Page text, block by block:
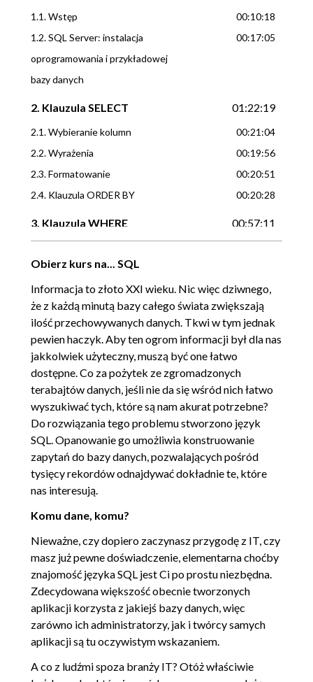
1.1. Wstęp
00:10:18
1.2. SQL Server: instalacja
oprogramowania i przykładowej
bazy danych
00:17:05
2. Klauzula SELECT 01:22:19
2.1. Wybieranie kolumn
00:21:04
2.2. Wyrażenia
00:19:56
2.3. Formatowanie
00:20:51
2.4. Klauzula ORDER BY
00:20:28
3. Klauzula WHERE 00:57:11
porównania, operatory SQL
3.2. Algebra Boole'a
00:18:03
3.3. Wartość NULL i logika
trójwartościowa
00:18:33
4. Klauzule TOP i OFFSET 00:35:44
4.1. Wybieranie wierszy na
podstawie ich kolejności
00:22:52
4.2. Stronicowanie wyników
zapytań
00:12:52
5. Klauzula JOIN 01:06:59
5.1. Złączenia naturalne
5.2. Złączenia wewnętrzne i
zewnętrzne
00:24:21
5.3. Złączenie tabeli z nią samą 00:20:46
6. Klauzule GROUP BY i HAVING 01:00:41
6.1. Grupowanie wierszy
agregacji
Obierz kurs na... SQL
Informacja to złoto XXI wieku. Nic więc dziwnego,
że z każdą minutą bazy całego świata zwiększają
ilość przechowywanych danych. Tkwi w tym jednak
pewien haczyk. Aby ten ogrom informacji był dla nas
jakkolwiek użyteczny, muszą być one łatwo
dostępne. Co za pożytek ze zgromadzonych
terabajtów danych, jeśli nie da się wśród nich łatwo
wyszukiwać tych, które są nam akurat potrzebne?
Do rozwiązania tego problemu stworzono język
SQL. Opanowanie go umożliwia konstruowanie
zapytań do bazy danych, pozwalających pośród
tysięcy rekordów odnajdywać dokładnie te, które
nas interesują.
Komu dane, komu?
Nieważne, czy dopiero zaczynasz przygodę z IT, czy
masz już pewne doświadczenie, elementarna choćby
znajomość języka SQL jest Ci po prostu niezbędna.
Zdecydowana większość obecnie tworzonych
aplikacji korzysta z jakiejś bazy danych, więc
zarówno ich administratorzy, jak i twórcy samych
aplikacji są tu oczywistym wskazaniem.
A co z ludźmi spoza branży IT? Otóż właściwie